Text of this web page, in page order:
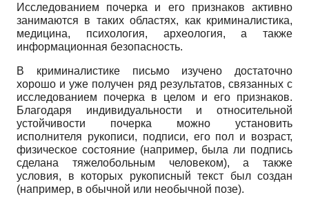
Исследованием почерка и его признаков активно
занимаются в таких областях, как криминалистика,
медицина, психология, археология, а также
информационная безопасность.
В криминалистике письмо изучено достаточно
хорошо и уже получен ряд результатов, связанных с
исследованием почерка в целом и его признаков.
Благодаря индивидуальности и относительной
устойчивости почерка можно установить
исполнителя рукописи, подписи, его пол и возраст,
физическое состояние (например, была ли подпись
сделана тяжелобольным человеком), а также
условия, в которых рукописный текст был создан
(например, в обычной или необычной позе).